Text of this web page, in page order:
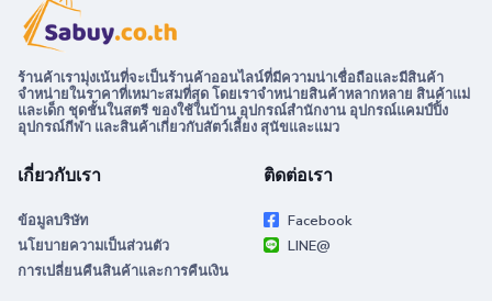
ร้านค้าเรามุ่งเน้นที่จะเป็นร้านค้าออนไลน์ที่มีความน่าเชื่อถือและมีสินค้า
จำหน่ายในราคาที่เหมาะสมที่สุด โดยเราจำหน่ายสินค้าหลากหลาย สินค้าแม่
และเด็ก ชุดชั้นในสตรี ของใช้ในบ้าน อุปกรณ์สำนักงาน อุปกรณ์แคมป์ปิ้ง
อุปกรณ์กีฬา และสินค้าเกี่ยวกับสัตว์เลี้ยง สุนัขและแมว
เกี่ยวกับเรา
ข้อมูลบริษัท
นโยบายความเป็นส่วนตัว
การเปลี่ยนคืนสินค้าและการคืนเงิน
ติดต่อเรา
Facebook
LINE@